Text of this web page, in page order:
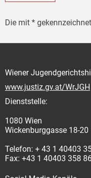
Die mit *
Wiener
www.justiz.gv.at/WrJGH
Dienststelle:
1080 Wien
Wickenburggasse 18-20
Telefon: + 43 1 40403
Fax: +43 1 40403 358